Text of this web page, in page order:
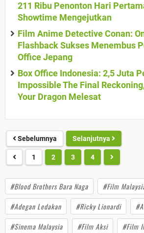
211 Ribu Penonton Hari
Showtime Mengejutkan
Film Anime Detective Conan:
Flashback Sukses Menembus
Office Jepang
Box Office Indonesia: 2,5 Juta
Impossible The Final
Your Dragon Melesat
Sebelumnya Selanjutnya
1 2 3 4
#Blood Brothers Bara Naga #Film
#Adegan Ledakan
#Ricky Lionardi
#Sinema Malaysia
#Film Aksi #Film